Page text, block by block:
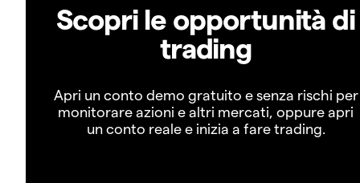
Scopri le opportunità di
trading
Apri un conto demo gratuito e senza rischi per
monitorare azioni e altri mercati, oppure apri
un conto reale e inizia a fare trading.